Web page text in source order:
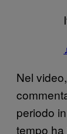
Nel
periodo
tempo